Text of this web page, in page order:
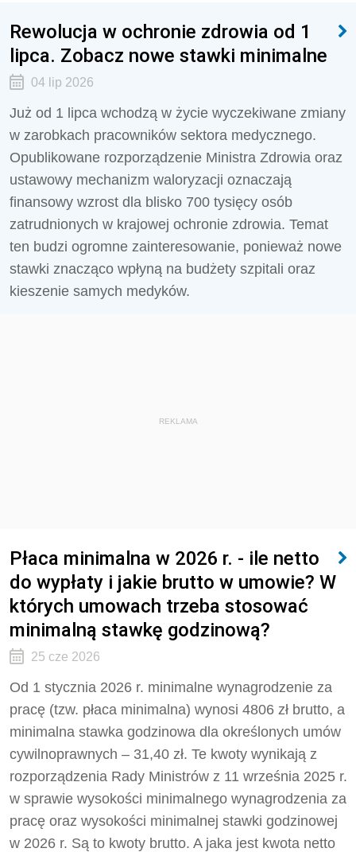
Rewolucja w ochronie zdrowia od 1
lipca. Zobacz nowe stawki minimalne
04 lip 2026
Już od 1 lipca wchodzą w życie wyczekiwane zmiany
w zarobkach pracowników sektora medycznego.
Opublikowane rozporządzenie Ministra Zdrowia oraz
ustawowy mechanizm waloryzacji oznaczają
finansowy wzrost dla blisko 700 tysięcy osób
zatrudnionych w krajowej ochronie zdrowia. Temat
ten budzi ogromne zainteresowanie, ponieważ nowe
stawki znacząco wpłyną na budżety szpitali oraz
kieszenie samych medyków.
REKLAMA
Płaca minimalna w 2026 r. - ile netto
do wypłaty i jakie brutto w umowie? W
których umowach trzeba stosować
minimalną stawkę godzinową?
25 cze 2026
Od 1 stycznia 2026 r. minimalne wynagrodzenie za
pracę (tzw. płaca minimalna) wynosi 4806 zł brutto, a
minimalna stawka godzinowa dla określonych umów
cywilnoprawnych – 31,40 zł. Te kwoty wynikają z
rozporządzenia Rady Ministrów z 11 września 2025 r.
w sprawie wysokości minimalnego wynagrodzenia za
pracę oraz wysokości minimalnej stawki godzinowej
w 2026 r. Są to kwoty brutto. A jaka jest kwota netto